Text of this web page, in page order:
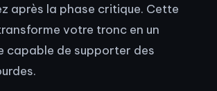
après la phase critique. Cette
votre tronc en un
capable de supporter des